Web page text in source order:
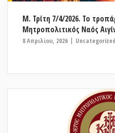
Μ. Τρίτη 7/4/2026. Το
Μητροπολιτικός Ναός
8 Απριλίου, 2026 Uncategorized